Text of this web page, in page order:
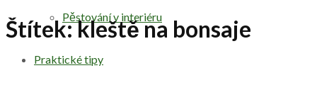
Pěstování v interiéru
Praktické tipy
Štítek:kleště na bonsaje